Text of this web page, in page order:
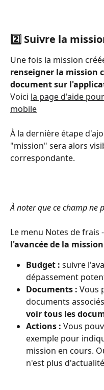
2️⃣ Suivre la
Une fois la mission
renseigner la mission
document sur
Voici la page d'aide
mobile
À la dernière étape
"mission" sera alors
correspondante.
À noter que ce champ ne
Le menu Notes de frais
l'avancée de la
Budget : suivre
dépassement
Documents : Vous
documents
voir tous les
Actions : Vous
exemple pour
mission en cours.
n'est plus